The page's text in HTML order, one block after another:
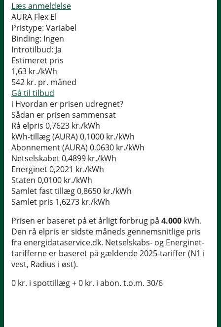
Læs anmeldelse
AURA Flex El
Pristype: Variabel
Binding: Ingen
Introtilbud: Ja
Estimeret pris
1,63 kr./kWh
542 kr. pr. måned
Gå til tilbud
i Hvordan er prisen udregnet?
Sådan er prisen sammensat
Rå elpris 0,7623 kr./kWh
kWh-tillæg (AURA) 0,1000 kr./kWh
Abonnement (AURA) 0,0630 kr./kWh
Netselskabet0,4899 kr./kWh
Energinet0,2021 kr./kWh
Staten 0,0100 kr./kWh
Samlet fast tillæg0,8650 kr./kWh
Samlet pris 1,6273 kr./kWh
Prisen er baseret på et årligt forbrug på 4.000 kWh.
Den rå elpris er sidste måneds gennemsnitlige pris
fra energidataservice.dk. Netselskabs- og Energinet-
tarifferne er baseret på gældende 2025-tariffer (N1 i
vest, Radius i øst).
0 kr. i spottillæg + 0 kr. i abon. t.o.m. 30/6